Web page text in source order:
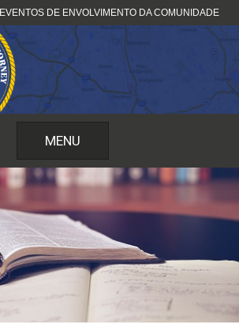
EVENTOS DE ENVOLVIMENTO DA COMUNIDADE
MENU